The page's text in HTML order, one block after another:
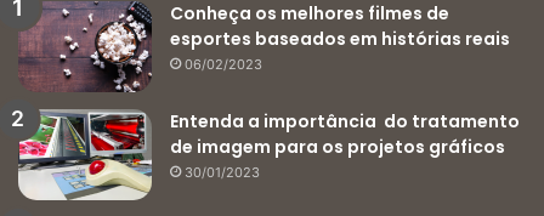
Conheça os melhores filmes de
esportes baseados em histórias reais
06/02/2023
Entenda a importância do tratamento
de imagem para os projetos gráficos
30/01/2023